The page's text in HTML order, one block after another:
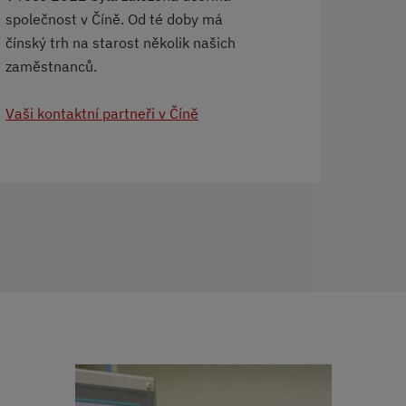
společnost v Číně. Od té doby má
čínský trh na starost několik našich
zaměstnanců.
Vaši kontaktní partneři v Číně